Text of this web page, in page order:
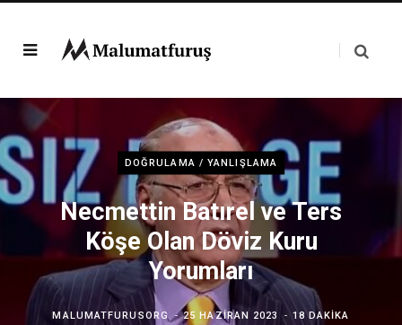
DOĞRULAMA / YANLIŞLAMA
Necmettin Batırel ve Ters
Köşe Olan Döviz Kuru
Yorumları
MALUMATFURUSORG 25 HAZIRAN 2023 18 DAKIKA